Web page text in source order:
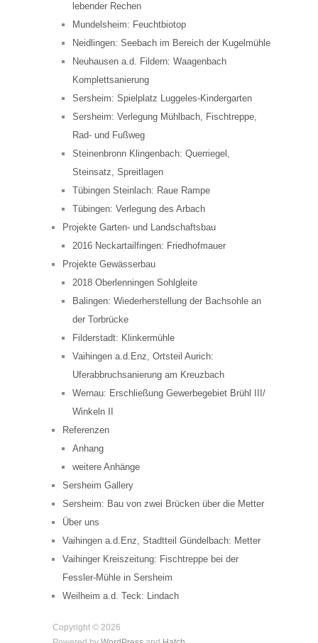
lebender Rechen
Mundelsheim: Feuchtbiotop
Neidlingen: Seebach im Bereich der Kugelmühle
Neuhausen a.d. Fildern: Waagenbach
Komplettsanierung
Sersheim: Spielplatz Luggeles-Kindergarten
Sersheim: Verlegung Mühlbach, Fischtreppe,
Rad- und Fußweg
Steinenbronn Klingenbach: Querriegel,
Steinsatz, Spreitlagen
Tübingen Steinlach: Raue Rampe
Tübingen: Verlegung des Arbach
Projekte Garten- und Landschaftsbau
2016 Neckartailfingen: Friedhofmauer
Projekte Gewässerbau
2018 Oberlenningen Sohlgleite
Balingen: Wiederherstellung der Bachsohle an
der Torbrücke
Filderstadt: Klinkermühle
Vaihingen a.d.Enz, Ortsteil Aurich:
Uferabbruchsanierung am Kreuzbach
Wernau: Erschließung Gewerbegebiet Brühl III/
Winkeln II
Referenzen
Anhang
weitere Anhänge
Sersheim Gallery
Sersheim: Bau von zwei Brücken über die Metter
Über uns
Vaihingen a.d.Enz, Stadtteil Gündelbach: Metter
Vaihinger Kreiszeitung: Fischtreppe bei der
Fessler-Mühle in Sersheim
Weilheim a.d. Teck: Lindach
Copyright © 2026